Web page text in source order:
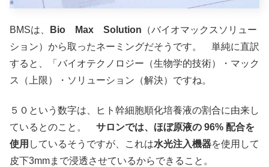
BMSは、 Bio Max Solution （バイオマックスソリュー
ション）から取ったネーミングだそうです。 単純に直訳
すると、「バイオテクノロジー（生物学的技術）・マック
ス（上限）・ソリューション（解決）ですね。
５０という数字は、ヒト幹細胞順化培養液の割合に由来し
ているとのこと。 サロンでは、ほぼ原液の 96% 配合を
使用 しているそうですが、これは水光注入機器を使用して
皮下3mmまで浸透させているからできること。